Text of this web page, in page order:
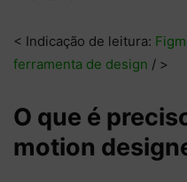
< Indicação de leitura:
ferramenta de design / >
O que é
motion